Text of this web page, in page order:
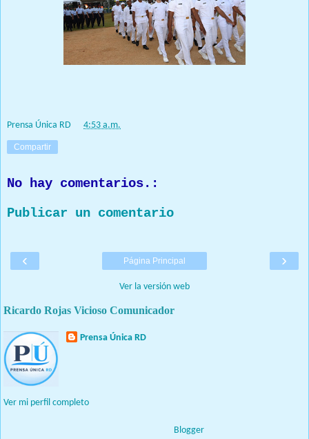
Prensa Única RD 4:53 a.m.
Compartir
No hay comentarios.:
Publicar un comentario
‹ ›
Página Principal
Ver la versión web
Ricardo Rojas Vicioso Comunicador
Prensa Única RD
Ver mi perfil completo
Blogger.